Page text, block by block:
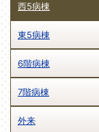
西5病棟
東5病棟
6階病棟
7階病棟
外来